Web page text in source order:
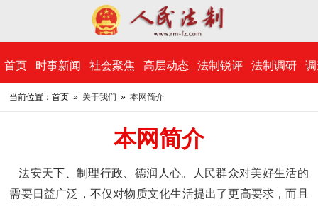
​首页 时事新闻 社会聚焦 高层动态 法制锐评 法制调研
当前位置：首页 » 关于我们 »本网简介
本网简介
法安天下、制理行政、德润人心。人民群众对美好生活的
需要日益广泛，不仅对物质文化生活提出了更高要求，而且